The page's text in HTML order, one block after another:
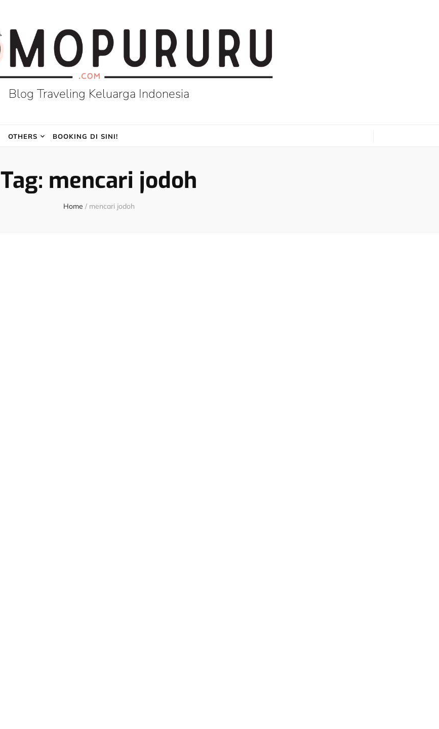
Blog Traveling Keluarga Indonesia
OTHERS BOOKING DI SINI!
Tag: mencari jodoh
Home / mencari jodoh